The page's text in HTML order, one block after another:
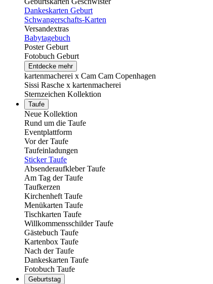
Dankeskarten Geburt
Schwangerschafts-Karten
Versandextras
Babytagebuch
Poster Geburt
Fotobuch Geburt
Entdecke mehr
kartenmacherei x Cam Cam Copenhagen
Sissi Rasche x kartenmacherei
Sternzeichen Kollektion
Taufe
Neue Kollektion
Rund um die Taufe
Eventplattform
Vor der Taufe
Taufeinladungen
Sticker Taufe
Absenderaufkleber Taufe
Am Tag der Taufe
Taufkerzen
Kirchenheft Taufe
Menükarten Taufe
Tischkarten Taufe
Willkommensschilder Taufe
Gästebuch Taufe
Kartenbox Taufe
Nach der Taufe
Dankeskarten Taufe
Fotobuch Taufe
Geburtstag